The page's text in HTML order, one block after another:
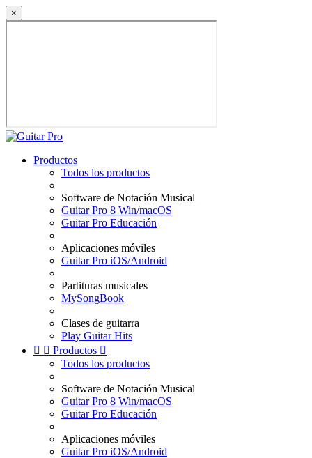
×
Productos
Todos los productos
Software de Notación Musical
Guitar Pro 8 Win/macOS
Guitar Pro Educación
Aplicaciones móviles
Guitar Pro iOS/Android
Partituras musicales
MySongBook
Clases de guitarra
Play Guitar Hits
  Productos 
Todos los productos
Software de Notación Musical
Guitar Pro 8 Win/macOS
Guitar Pro Educación
Aplicaciones móviles
Guitar Pro iOS/Android